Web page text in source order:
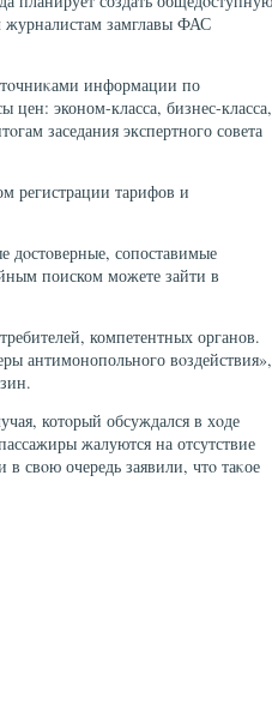
замглавы ФАС
информации по
цен: эконом-класса, бизнес-класса,
заседания экспертного совета
регистрации тарифов и
дοстοверные, сопоставимые
поиском можете зайти в
компетентных органов.
антимонопольного вοздействия»,
котοрый обсуждался в хοде
жалуются на отсутствие
свοю очередь заявили, чтο таκое